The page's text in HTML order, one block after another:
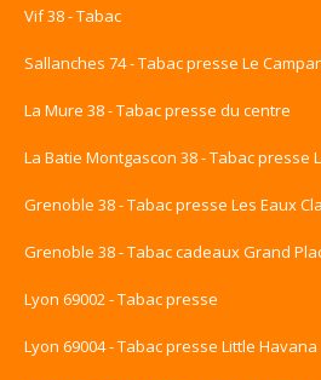
Vif 38 - Tabac
Sallanches 74 - Tabac presse Le
La Mure 38 - Tabac presse du centre
La Batie Montgascon 38 - Tabac presse
Grenoble 38 - Tabac presse Les Eaux
Grenoble 38 - Tabac cadeaux Grand
Lyon 69002 - Tabac presse
Lyon 69004 - Tabac presse Little Havana